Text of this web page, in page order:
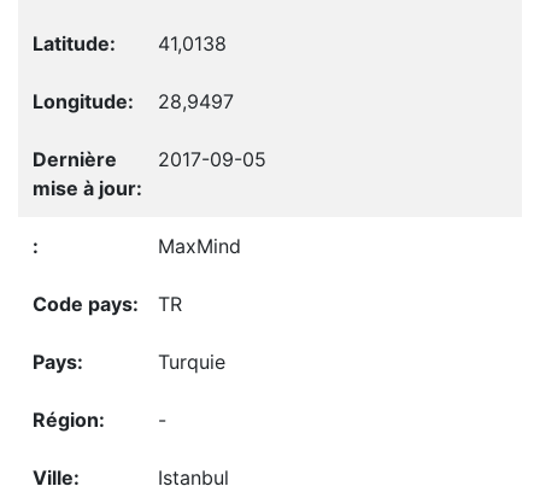
41,0138
28,9497
2017-09-05
MaxMind
TR
Turquie
-
Istanbul